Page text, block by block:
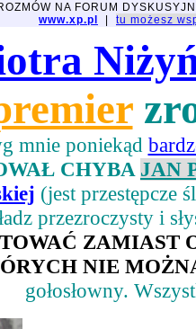
NA FORUM
www.xp.pl
tu możesz
mnie poniekąd
CHYBA JAN
(jest przestępcze
przezroczysty i
NIE
gołosłowny.